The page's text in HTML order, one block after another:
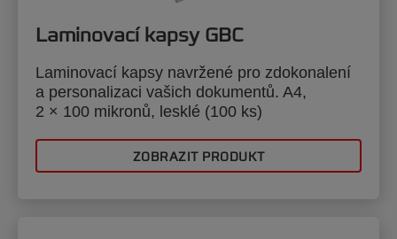
Laminovací kapsy GBC
Laminovací kapsy navržené pro zdokonalení
a personalizaci vašich dokumentů. A4,
2 × 100 mikronů, lesklé (100 ks)
ZOBRAZIT PRODUKT